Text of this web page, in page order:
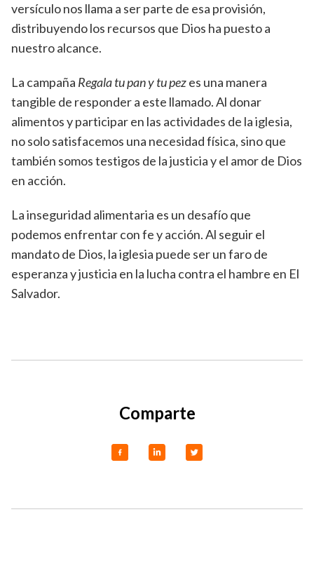
versículo nos llama a ser parte de esa provisión,
distribuyendo los recursos que Dios ha puesto a
nuestro alcance.
La campaña Regala tu pan y tu pezes una manera
tangible de responder a este llamado. Al donar
alimentos y participar en las actividades de la iglesia,
no solo satisfacemos una necesidad física, sino que
también somos testigos de la justicia y el amor de Dios
en acción.
La inseguridad alimentaria es un desafío que
podemos enfrentar con fe y acción. Al seguir el
mandato de Dios, la iglesia puede ser un faro de
esperanza y justicia en la lucha contra el hambre en El
Salvador.
Comparte